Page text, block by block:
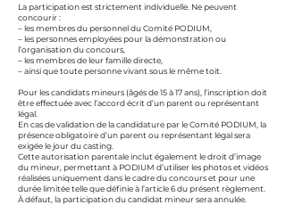
La participation est strictement individuelle. Ne peuvent
concourir :
– les membres du personnel du Comité PODIUM,
– les personnes employées pour la démonstration ou
l’organisation du concours,
– les membres de leur famille directe,
– ainsi que toute personne vivant sous le même toit.
Pour les candidats mineurs (âgés de 15 à 17 ans), l’inscription doit
être effectuée avec l’accord écrit d’un parent ou représentant
légal.
En cas de validation de la candidature par le Comité PODIUM, la
présence obligatoire d’un parent ou représentant légal sera
exigée le jour du casting.
Cette autorisation parentale inclut également le droit d’image
du mineur, permettant à PODIUM d’utiliser les photos et vidéos
réalisées uniquement dans le cadre du concours et pour une
durée limitée telle que définie à l’article 6 du présent règlement.
À défaut, la participation du candidat mineur sera annulée.